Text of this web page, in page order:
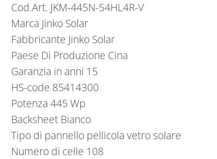
Cod.Art. JKM-445N-54HL4R-V
Marca Jinko Solar
Fabbricante Jinko Solar
Paese Di Produzione Cina
Garanzia in anni 15
HS-code 85414300
Potenza 445 Wp
Backsheet Bianco
Tipo di pannello pellicola vetro solare
Numero di celle 108